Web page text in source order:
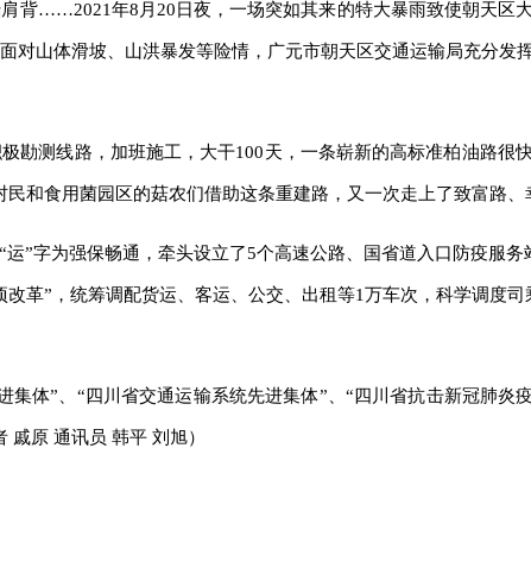
背……2021年8月20日夜，一场突如其来的特大暴雨致使朝天区
对山体滑坡、山洪暴发等险情，广元市朝天区交通运输局充分发
勘测线路，加班施工，大干100天，一条崭新的高标准柏油路很
和食用菌园区的菇农们借助这条重建路，又一次走上了致富路、
”字为强保畅通，牵头设立了5个高速公路、国省道入口防疫服
革”，统筹调配货运、客运、公交、出租等1万车次，科学调度
集体”、“四川省交通运输系统先进集体”、“四川省抗击新冠肺炎
原 通讯员 韩平 刘旭）